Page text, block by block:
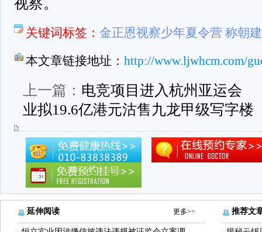
视察。
关键词标签： 金正恩视察少年夏令营 称朝
本文章链接地址： http://www.ljwhcm.com/
上一篇： 电竞项目进入杭州亚运会
业拟19.6亿港元沽售九龙甲级写字楼
延伸阅读 更多>> 推荐文